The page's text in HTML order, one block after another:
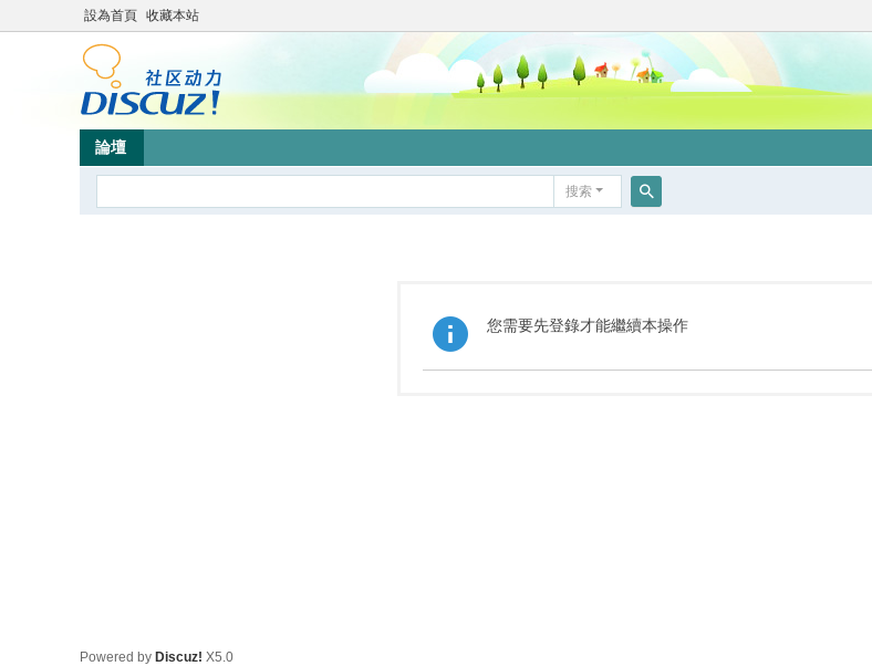
設為首頁 收藏本站
論壇
搜索
您需要先登錄才能繼續本操作
Powered by Discuz! X5.0